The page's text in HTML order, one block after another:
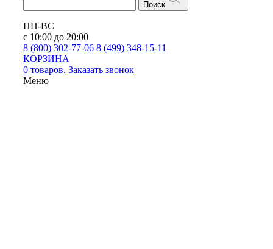
Поиск
ПН-ВС
с 10:00 до 20:00
8 (800) 302-77-06 8 (499) 348-15-11
КОРЗИНА
0 товаров. Заказать звонок
Меню